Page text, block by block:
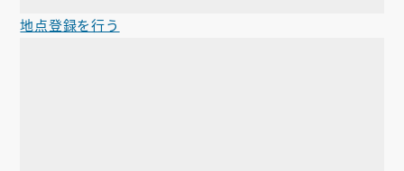
地点登録を行う